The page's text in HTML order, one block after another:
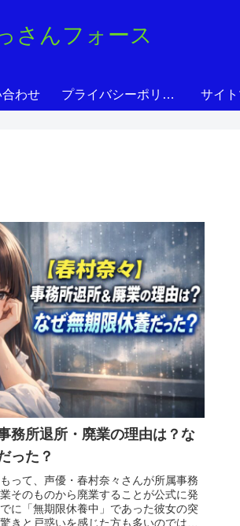
さんフォース
わせ プライバシーポリシー サイ
務所退所・廃業の理由は？な
った？
って、声優・春村奈々さんが所属事務
そのものから廃業することが公式に発
に「無期限休養中」であった彼女の突
きと戸惑いを感じた方も多いのではな